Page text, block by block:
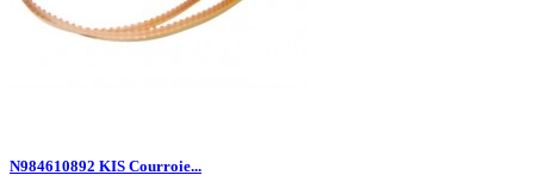
N984610892 KIS Courroie...